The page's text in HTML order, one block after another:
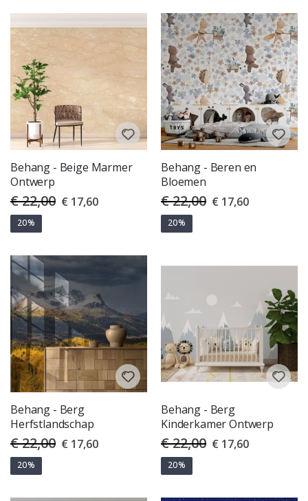
Behang - Beige Marmer
Ontwerp
€ 22,00 Special
Price
€ 17,60
20%
Behang - Beren en
Bloemen
€ 22,00 Special
Price
€ 17,60
20%
Behang - Berg
Herfstlandschap
€ 22,00 Special
Price
€ 17,60
20%
Behang - Berg
Kinderkamer Ontwerp
€ 22,00 Special
Price
€ 17,60
20%